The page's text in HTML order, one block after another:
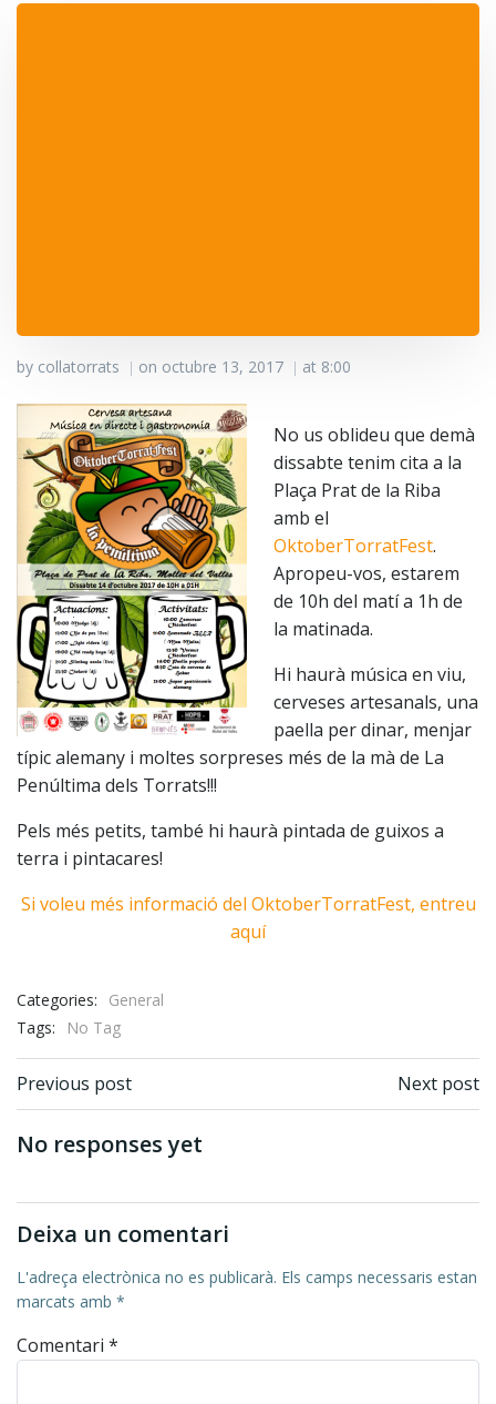
by collatorrats | on octubre 13, 2017 | at 8:00
No us oblideu que demà
dissabte tenim cita a la
Plaça Prat de la Riba
amb el
OktoberTorratFest.
Apropeu-vos, estarem
de 10h del matí a 1h de
la matinada.
Hi haurà música en viu,
cerveses artesanals, una
paella per dinar, menjar
típic alemany i moltes sorpreses més de la mà de La
Penúltima dels Torrats!!!
Pels més petits, també hi haurà pintada de guixos a
terra i pintacares!
Si voleu més informació del OktoberTorratFest, entreu
aquí
Categories:
General
Tags:
No Tag
Previous post Next post
No responses yet
Deixa un comentari
L'adreça electrònica no es publicarà. Els camps necessaris estan
marcats amb *
Comentari *